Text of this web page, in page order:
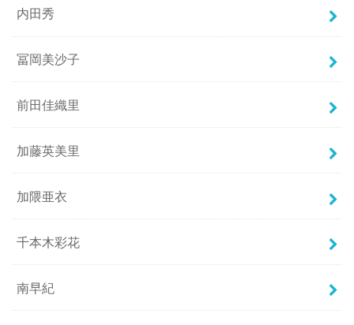
内田秀
冨岡美沙子
前田佳織里
加藤英美里
加隈亜衣
千本木彩花
南早紀